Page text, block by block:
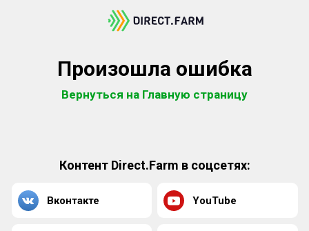
Произошла ошибка
Вернуться на Главную страницу
Контент Direct.Farm в соцсетях:
Вконтакте YouTube